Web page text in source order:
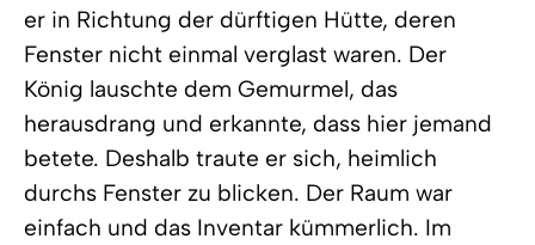
er in Richtung der dürftigen Hütte, deren
Fenster nicht einmal verglast waren. Der
König lauschte dem Gemurmel, das
herausdrang und erkannte, dass hier jemand
betete. Deshalb traute er sich, heimlich
durchs Fenster zu blicken. Der Raum war
einfach und das Inventar kümmerlich. Im